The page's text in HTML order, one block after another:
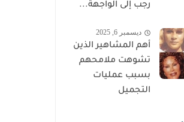
رجب إلى الواجهة...
ديسمبر 6, 2025
أهم المشاهير الذين
تشوهت ملامحهم
بسبب عمليات
التجميل